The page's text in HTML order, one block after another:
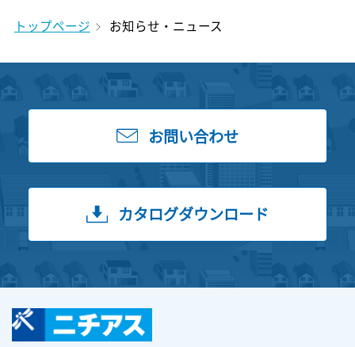
トップページ お知らせ・ニュース
お問い合わせ
カタログダウンロード